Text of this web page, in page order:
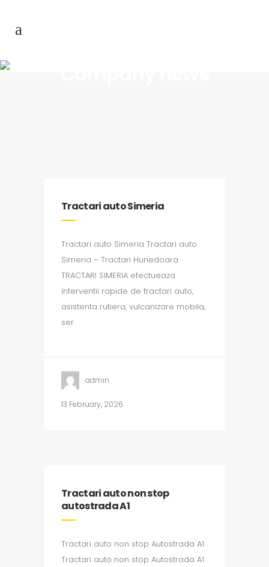
Tractari auto Simeria
Tractari auto Simeria Tractari auto
Simeria – Tractari Hunedoara
TRACTARI SIMERIA efectueaza
interventii rapide de tractari auto,
asistenta rutiera, vulcanizare mobila,
ser
admin
13 February, 2026
Tractari auto non stop
autostrada A1
Tractari auto non stop Autostrada A1
Tractari auto non stop Autostrada A1